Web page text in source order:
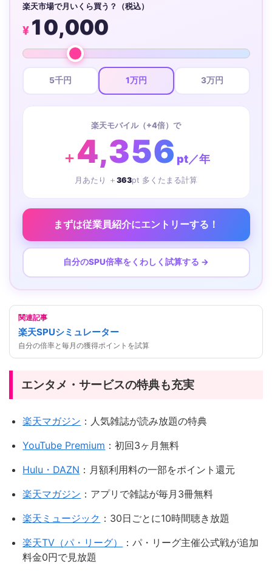
楽天市場で月いくら買う？（税込）
¥10,000
5千円 1万円 3万円
楽天モバイル（+4倍）で
＋ 4,356 pt／年
月あたり ＋ 363pt 多くたまる計算
まずは従業員紹介にエントリーする！
自分のSPU倍率をくわしく試算する →
関連記事
楽天SPUシミュレーター
自分の倍率と毎月の獲得ポイントを試算
エンタメ・サービスの特典も充実
楽天マガジン ：人気雑誌が読み放題の特典
YouTube Premium ：初回3ヶ月無料
Hulu・DAZN ：月額利用料の一部をポイント還元
楽天マガジン ：アプリで雑誌が毎月3冊無料
楽天ミュージック ：30日ごとに10時間聴き放題
楽天TV（パ・リーグ）
：パ・リーグ主催公式戦が追加
料金0円で見放題